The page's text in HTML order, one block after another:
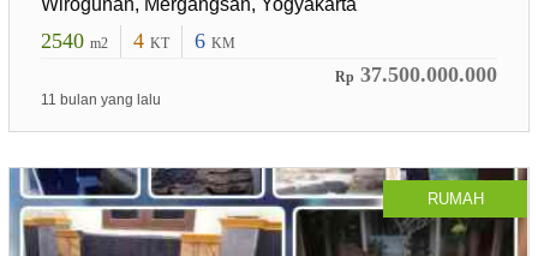
2540 m2 4 KT 6 KM
Rp 37.500.000.000
11 bulan yang lalu
RUMAH